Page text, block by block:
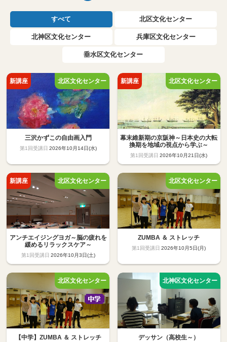
すべて 北区文化センター
北神区文化センター 兵庫区文化センター
垂水区文化センター
三沢かずこの自由画入門
2026年10月14日(水)
幕末維新期の京阪神～日本史の大転
換期を地域の視点から学ぶ～
2026年10月21日(水)
アンチエイジングヨガ～脳の疲れを
緩めるリラックスケア～
2026年10月3日(土)
ZUMBA ＆ ストレッチ
2026年10月5日(月)
【中学】ZUMBA ＆ ストレッチ デッサン（高校生～）